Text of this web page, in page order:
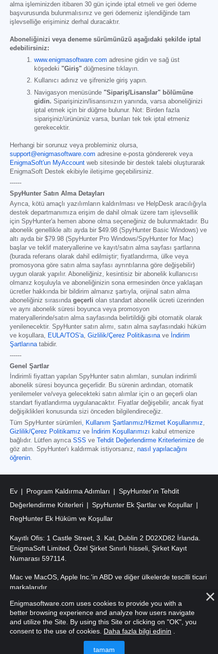
alma işleminizden itibaren 30 gün içinde iptal etmeli ve geri ödeme
başvurusunda bulunmalısınız ve geri ödemeniz işlendiğinde tam
işlevselliğe erişiminiz derhal duracaktır.
Aboneliğinizi veya deneme sürümünüzü aşağıdaki şekilde iptal
edebilirsiniz:
www.enigmasoftware.com adresine gidin ve sağ üst
köşedeki "Giriş" düğmesine tıklayın.
Kullanıcı adınız ve şifrenizle giriş yapın.
Navigasyon menüsünde "Sipariş/Lisanslar" bölümüne
gidin. Siparişinizin/lisansınızın yanında, varsa aboneliğinizi
iptal etmek için bir düğme bulunur. Not: Birden fazla
siparişiniz/ürününüz varsa, bunları tek tek iptal etmeniz
gerekecektir.
Herhangi bir sorunuz veya probleminiz olursa,
support@enigmasoftware.com adresine e-posta göndererek veya
EnigmaSoft'un MyAccount web sitesinde bir destek talebi oluşturarak
EnigmaSoft Destek ekibiyle iletişime geçebilirsiniz.
------
SpyHunter Satın Alma Detayları
Ayrıca, kötü amaçlı yazılımların kaldırılması ve HelpDesk aracılığıyla
destek departmanımıza erişim de dahil olmak üzere tam işlevsellik
için SpyHunter'a hemen abone olma seçeneğiniz de bulunmaktadır. Bu
abonelik genellikle altı ayda bir $49.98 (SpyHunter Basic Windows) ve
altı ayda bir $79.98 (SpyHunter Pro Windows/SpyHunter for Mac)
başlar ve teklif materyallerine ve kayıt/satın alma sayfası şartlarına
(burada referans olarak dahil edilmiştir; fiyatlandırma, ülke veya
promosyona göre satın alma sayfası ayrıntılarına göre değişebilir)
uygun olarak yapılır. Aboneliğiniz, kesintisiz bir abonelik kullanıcısı
olmanız koşuluyla ve aboneliğinizin sona ermesinden önce yaklaşan
ücretler hakkında bir bildirim almanız şartıyla, orijinal satın alma
aboneliğiniz sırasında geçerli olan standart abonelik ücreti üzerinden
ve aynı abonelik süresi boyunca veya promosyon
materyallerinde/satın alma sayfasında belirtildiği gibi otomatik olarak
yenilenecektir. SpyHunter satın alımı, satın alma sayfasındaki hüküm
ve koşullara,
EULA/TOS'a Gizlilik/Çerez Politikasına ve İndirim
Şartlarına tabidir.
------
Genel Şartlar
İndirimli fiyattan yapılan SpyHunter satın alımları, sunulan indirimli
abonelik süresi boyunca geçerlidir. Bu sürenin ardından, otomatik
yenilemeler ve/veya gelecekteki satın alımlar için o an geçerli olan
standart fiyatlandırma uygulanacaktır. Fiyatlar değişebilir, ancak fiyat
değişiklikleri konusunda sizi önceden bilgilendireceğiz.
Tüm SpyHunter sürümleri
Kullanım Şartlarımız/Hizmet Koşullarımız
Gizlilik/Çerez Politikamız ve İndirim Koşullarımızı kabul etmenize
bağlıdır. Lütfen ayrıca SSS ve Tehdit Değerlendirme Kriterlerimize de
göz atın. SpyHunter'ı kaldırmak istiyorsanız, nasıl yapılacağını
öğrenin
Ev Program Kaldırma Adımları
SpyHunter'ın Tehdit
Değerlendirme Kriterleri
SpyHunter Ek Şartlar ve Koşullar
RegHunter Ek Hüküm ve Koşullar
Kayıtlı Ofis: 1 Castle Street, 3. Kat, Dublin 2 D02XD82 İrlanda.
EnigmaSoft Limited, Özel Şirket Sınırlı hisseli, Şirket Kayıt
Numarası 597114.
Mac ve MacOS, Apple Inc.'in ABD ve diğer ülkelerde tescilli ticari
markalarıdır.
Telif Hakkı 2016-2026 . EnigmaSoft Ltd. Tüm Hakları Saklıdır.
Enigmasoftware.com uses cookies to provide you with a
better browsing experience and analyze how users navigate
and utilize the Site. By using this Site or clicking on "OK", you
consent to the use of cookies. Daha fazla bilgi edinin